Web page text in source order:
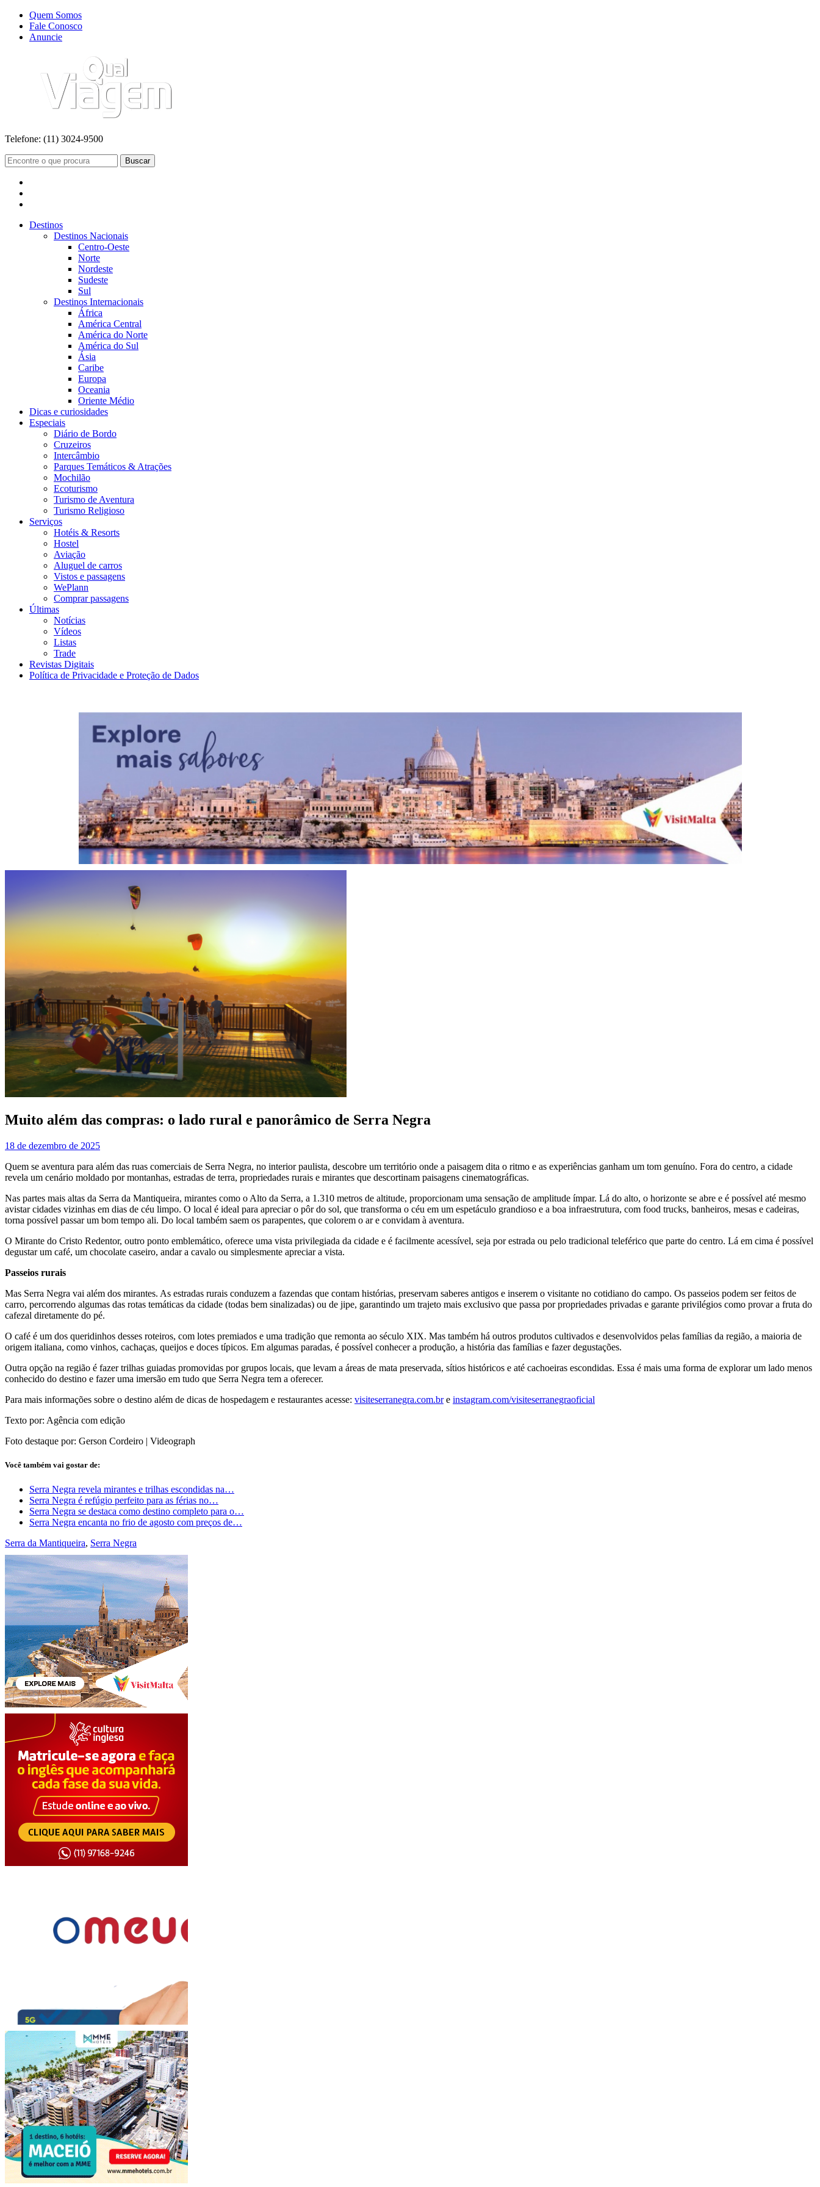
Quem Somos
Fale Conosco
Anuncie
Telefone: (11) 3024-9500
Buscar
Destinos
Destinos Nacionais
Centro-Oeste
Norte
Nordeste
Sudeste
Sul
Destinos Internacionais
África
América Central
América do Norte
América do Sul
Ásia
Caribe
Europa
Oceania
Oriente Médio
Dicas e curiosidades
Especiais
Diário de Bordo
Cruzeiros
Intercâmbio
Parques Temáticos & Atrações
Mochilão
Ecoturismo
Turismo de Aventura
Turismo Religioso
Serviços
Hotéis & Resorts
Hostel
Aviação
Aluguel de carros
Vistos e passagens
WePlann
Comprar passagens
Últimas
Notícias
Vídeos
Listas
Trade
Revistas Digitais
Política de Privacidade e Proteção de Dados
Muito além das compras: o lado rural e panorâmico de Serra Negra
18 de dezembro de 2025
Quem se aventura para além das ruas comerciais de Serra Negra, no interior paulista, descobre um território onde a paisagem dita o ritmo e as experiências ganham um tom genuíno. Fora do centro, a cidade
revela um cenário moldado por montanhas, estradas de terra, propriedades rurais e mirantes que descortinam paisagens cinematográficas.
Nas partes mais altas da Serra da Mantiqueira, mirantes como o Alto da Serra, a 1.310 metros de altitude, proporcionam uma sensação de amplitude ímpar. Lá do alto, o horizonte se abre e é possível até mesmo
avistar cidades vizinhas em dias de céu limpo. O local é ideal para apreciar o pôr do sol, que transforma o céu em um espetáculo grandioso e a boa infraestrutura, com food trucks, banheiros, mesas e cadeiras,
torna possível passar um bom tempo ali. Do local também saem os parapentes, que colorem o ar e convidam à aventura.
O Mirante do Cristo Redentor, outro ponto emblemático, oferece uma vista privilegiada da cidade e é facilmente acessível, seja por estrada ou pelo tradicional teleférico que parte do centro. Lá em cima é possível
degustar um café, um chocolate caseiro, andar a cavalo ou simplesmente apreciar a vista.
Passeios rurais
Mas Serra Negra vai além dos mirantes. As estradas rurais conduzem a fazendas que contam histórias, preservam saberes antigos e inserem o visitante no cotidiano do campo. Os passeios podem ser feitos de
carro, percorrendo algumas das rotas temáticas da cidade (todas bem sinalizadas) ou de jipe, garantindo um trajeto mais exclusivo que passa por propriedades privadas e garante privilégios como provar a fruta do
cafezal diretamente do pé.
O café é um dos queridinhos desses roteiros, com lotes premiados e uma tradição que remonta ao século XIX. Mas também há outros produtos cultivados e desenvolvidos pelas famílias da região, a maioria de
origem italiana, como vinhos, cachaças, queijos e doces típicos. Em algumas paradas, é possível conhecer a produção, a história das famílias e fazer degustações.
Outra opção na região é fazer trilhas guiadas promovidas por grupos locais, que levam a áreas de mata preservada, sítios históricos e até cachoeiras escondidas. Essa é mais uma forma de explorar um lado menos
conhecido do destino e fazer uma imersão em tudo que Serra Negra tem a oferecer.
Para mais informações sobre o destino além de dicas de hospedagem e restaurantes acesse: visiteserranegra.com.bre instagram.com/visiteserranegraoficial
Texto por: Agência com edição
Foto destaque por: Gerson Cordeiro | Videograph
Você também vai gostar de:
Serra Negra revela mirantes e trilhas escondidas na…
Serra Negra é refúgio perfeito para as férias no…
Serra Negra se destaca como destino completo para o…
Serra Negra encanta no frio de agosto com preços de…
Serra da Mantiqueira, Serra Negra